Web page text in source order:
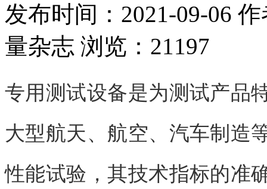
发布时间：2021-09-06 作
量杂志 浏览：21197
专用测试设备是为测试产品
大型航天、航空、汽车制造
性能试验，其技术指标的准